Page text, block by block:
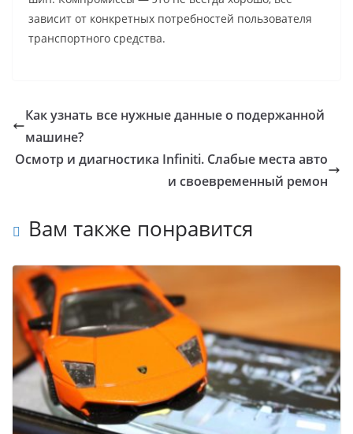
зависит от конкретных потребностей пользователя
транспортного средства.
Как узнать все нужные данные о подержанной
машине?
Осмотр и диагностика Infiniti. Слабые места авто
и своевременный ремон
Вам также понравится